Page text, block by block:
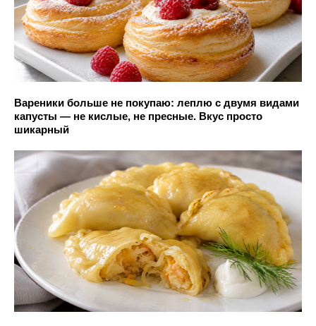
Вареники больше не покупаю: леплю с двумя видами
капусты — не кислые, не пресные. Вкус просто
шикарный